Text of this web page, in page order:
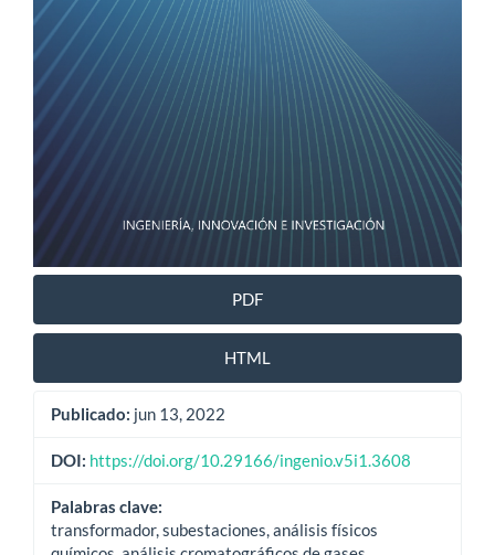
PDF
HTML
Publicado: jun 13, 2022
DOI: https://doi.org/10.29166/ingenio.v5i1.3608
Palabras clave:
transformador, subestaciones, análisis físicos